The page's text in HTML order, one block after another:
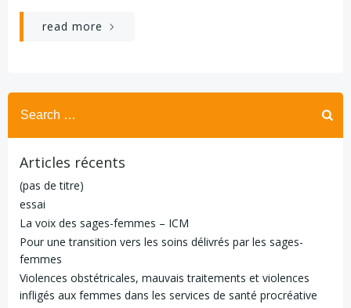
read more
Search
for:
Articles récents
(pas de titre)
essai
La voix des sages-femmes – ICM
Pour une transition vers les soins délivrés par les sages-
femmes
Violences obstétricales, mauvais traitements et violences
infligés aux femmes dans les services de santé procréative